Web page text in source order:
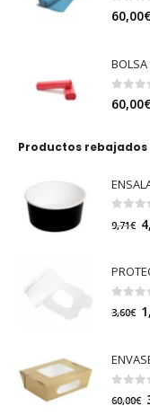
0out
60,00
BOLSA
0out
60,00
Productos rebajados
out
9,71€
out
3,60€
out
60,00€